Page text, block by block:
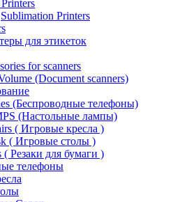
Sublimation Printers
для этикеток
for scanners
(Document scanners)
(Беспроводные телефоны)
(Настольные лампы)
( Игровые кресла )
( Игровые столы )
( Резаки для бумаги )
телефоны